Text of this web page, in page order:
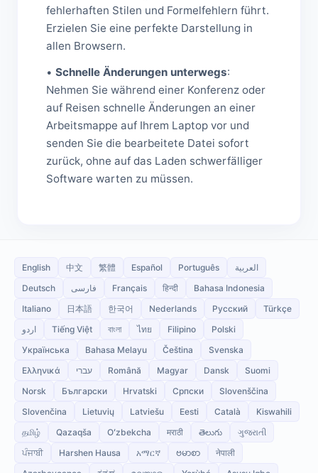
fehlerhaften Stilen und Formelfehlern führt.
Erzielen Sie eine perfekte Darstellung in
allen Browsern.
• Schnelle Änderungen unterwegs:
Nehmen Sie während einer Konferenz oder
auf Reisen schnelle Änderungen an einer
Arbeitsmappe auf Ihrem Laptop vor und
senden Sie die bearbeitete Datei sofort
zurück, ohne auf das Laden schwerfälliger
Software warten zu müssen.
English 中文 繁體 Español Português
العربية
Deutsch
فارسی Français हिन्दी
Bahasa Indonesia
Italiano
日本語 한국어 Nederlands Русский
Türkçe
اردو
Tiếng Việt বাংলা ไทย Filipino
Polski
Українська
Bahasa Melayu Čeština
Svenska
Ελληνικά
עברי Română Magyar Dansk
Suomi
Norsk
Български Hrvatski Српски
Slovenščina
Slovenčina
Lietuvių Latviešu Eesti Català
Kiswahili
தமிழ்
Qazaqša Oʻzbekcha मराठी తెలుగు
ગુજરાતી
ਪੰਜਾਬੀ
Harshen Hausa አማርኛ ဗမာစာ
नेपाली